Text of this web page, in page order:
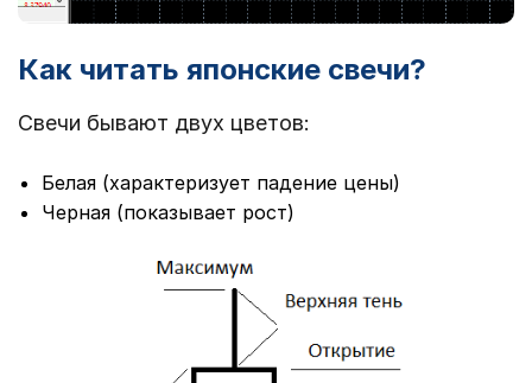
Как читать японские свечи?
Свечи бывают двух цветов:
Белая (характеризует падение цены)
Черная (показывает рост)